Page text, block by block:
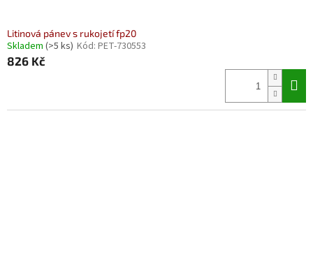
Litinová pánev s rukojetí fp20
Skladem (>5 ks) Kód: PET-730553
826 Kč